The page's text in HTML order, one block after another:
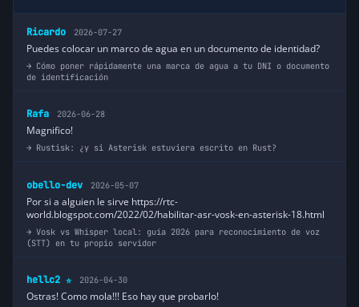
Ricardo 2026-07-27
Puedes colocar un marco de agua en un documento de identidad?
Cómo poner rápidamente una marca de agua a tu DNI o documento
de identificación
Rafa 2026-06-28
Magnifico!
Rustisk: ¿y si Asterisk estuviera escrito en Rust?
obello-dev 2026-05-07
Por si a alguien le sirve https://rtc-
world.blogspot.com/2022/02/habilitar-asr-vosk-en-asterisk-18.html
Vosk vs Whisper local: guía 2026 para reconocimiento de voz
(STT) en tu propio servidor
hellc2 ⭐ 2026-04-30
Ostras! Como mola!!! Eso hay que probarlo!